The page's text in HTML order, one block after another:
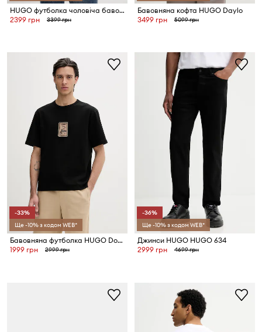
HUGO футболка чоловіча бавовняна Domans
2399 грн
3399 грн
Бавовняна кофта HUGO Daylo
3499 грн
5099 грн
-33%
Ще -10% з кодом WEB*
Бавовняна футболка HUGO Dobul
1999 грн
2999 грн
-36%
Ще -10% з кодом WEB*
Джинси HUGO HUGO 634
2999 грн
4699 грн